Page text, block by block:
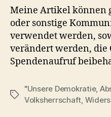
Meine Artikel können
oder sonstige
verwendet werden,
verändert werden, die
Spendenaufruf
Schlagwörter
"Unsere Demokratie,
Volksherrschaft,